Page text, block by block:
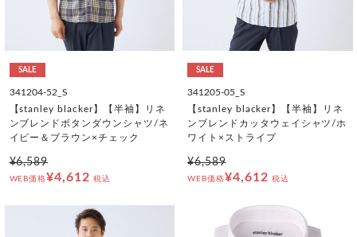
SALE
341204-52_S
【stanley blacker】【半袖】リネ
ンブレンドボタンダウンシャツ/ネ
イビー＆ブラウン×チェック
¥6,589
WEB価格¥4,612 税込
SALE
341205-05_S
【stanley blacker】【半袖】リネ
ンブレンドカッタウェイシャツ/ホ
ワイト×ストライプ
¥6,589
WEB価格¥4,612 税込